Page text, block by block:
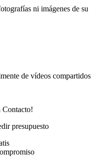
ni imágenes de su
de vídeos compartidos
Contacto!
presupuesto